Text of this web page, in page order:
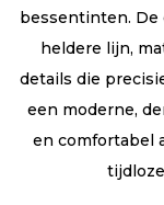
bessentinten. De
heldere lijn,
details die
een moderne,
en comfortabel